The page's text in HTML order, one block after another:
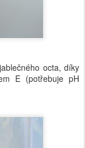
octa, díky
E (potřebuje pH